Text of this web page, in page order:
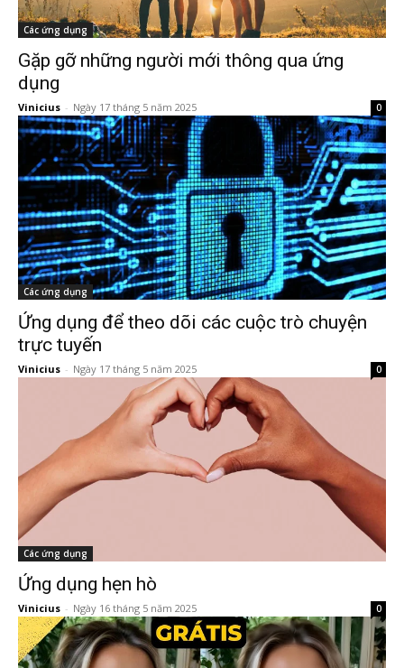
Các ứng dụng
Gặp gỡ những người mới thông qua ứng
dụng
Vinicius - Ngày 17 tháng 5 năm 2025 0
Các ứng dụng
Ứng dụng để theo dõi các cuộc trò chuyện
trực tuyến
Vinicius - Ngày 17 tháng 5 năm 2025 0
Các ứng dụng
Ứng dụng hẹn hò
Vinicius - Ngày 16 tháng 5 năm 2025 0